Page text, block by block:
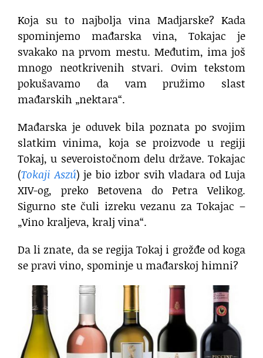
Koja su to najbolja vina Madjarske? Kada
spominjemo mađarska vina, Tokajac je
svakako na prvom mestu. Međutim, ima još
mnogo neotkrivenih stvari. Ovim tekstom
pokušavamo da vam pružimo slast
mađarskih „nektara“.
Mađarska je oduvek bila poznata po svojim
slatkim vinima, koja se proizvode u regiji
Tokaj, u severoistočnom delu države. Tokajac
(Tokaji Aszú) je bio izbor svih vladara od Luja
XIV-og, preko Betovena do Petra Velikog.
Sigurno ste čuli izreku vezanu za Tokajac –
„Vino kraljeva, kralj vina“.
Da li znate, da se regija Tokaj i grožđe od koga
se pravi vino, spominje u mađarskoj himni?